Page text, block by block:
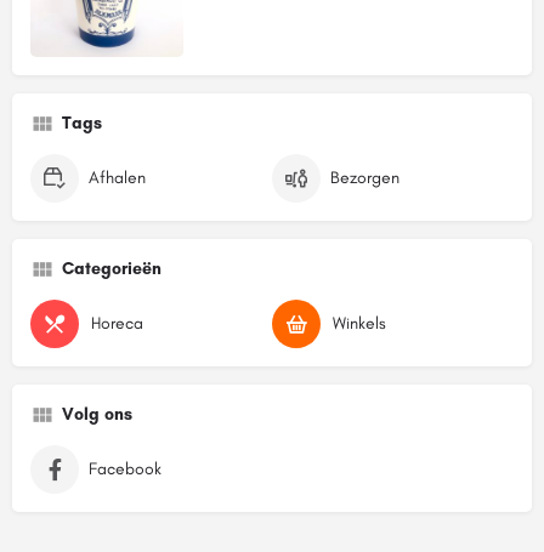
Tags
Afhalen Bezorgen
Categorieën
Horeca Winkels
Volg ons
Facebook